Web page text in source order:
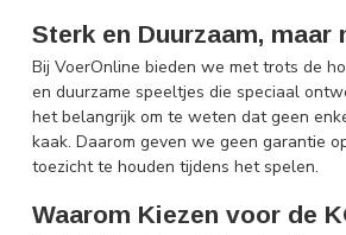
Sterk en Duurzaam,
Bij VoerOnline bieden we met trots de
en duurzame speeltjes die speciaal
het belangrijk om te weten dat geen
kaak. Daarom geven we geen garantie
toezicht te houden tijdens het spelen.
Waarom Kiezen voor de